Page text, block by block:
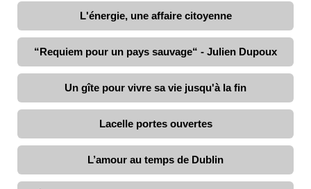
L'énergie, une affaire citoyenne
“Requiem pour un pays sauvage“ - Julien Dupoux
Un gîte pour vivre sa vie jusqu'à la fin
Lacelle portes ouvertes
L’amour au temps de Dublin